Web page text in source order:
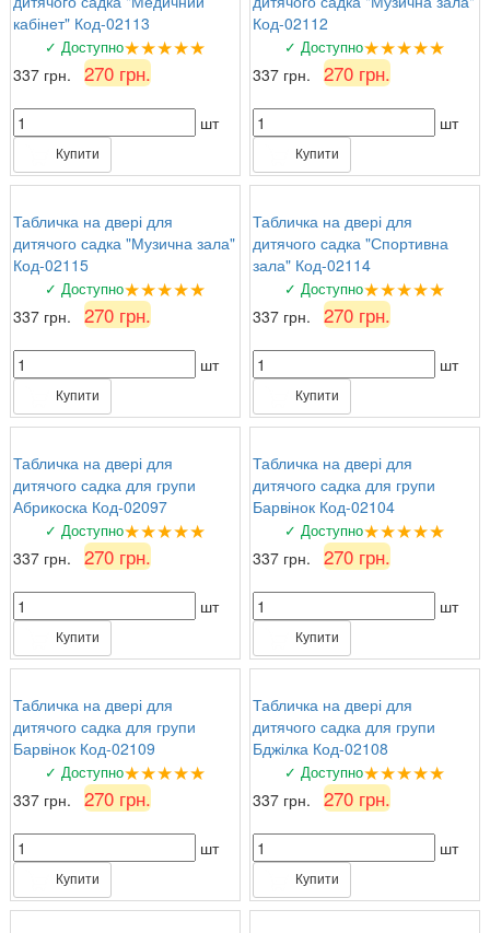
кабінет" Код-02113
✓ Доступно★★★★★
337 грн. 270 грн.
шт
Купити
Код-02112
✓ Доступно★★★★★
337 грн. 270 грн.
шт
Купити
Табличка на двері для
дитячого садка "Музична зала"
Код-02115
✓ Доступно★★★★★
337 грн. 270 грн.
шт
Купити
Табличка на двері для
дитячого садка "Спортивна
зала" Код-02114
✓ Доступно★★★★★
337 грн. 270 грн.
шт
Купити
Табличка на двері для
дитячого садка для групи
Абрикоска Код-02097
✓ Доступно★★★★★
337 грн. 270 грн.
шт
Купити
Табличка на двері для
дитячого садка для групи
Барвінок Код-02104
✓ Доступно★★★★★
337 грн. 270 грн.
шт
Купити
Табличка на двері для
дитячого садка для групи
Барвінок Код-02109
✓ Доступно★★★★★
337 грн. 270 грн.
шт
Купити
Табличка на двері для
дитячого садка для групи
Бджілка Код-02108
✓ Доступно★★★★★
337 грн. 270 грн.
шт
Купити